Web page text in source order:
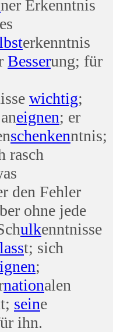
ner Erkenntnis
erkenntnis
Besserung; für
wichtig;
eignen; er
schenkenntnis;
rasch
den Fehler
ohne jede
ulkenntnisse
t; sich
;
nationalen
seine
ihn.